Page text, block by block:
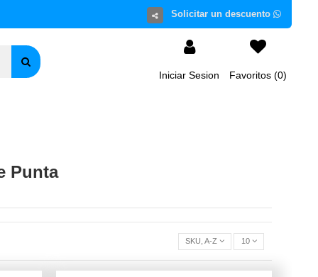
Iniciar Sesion Favoritos (0)
Punta